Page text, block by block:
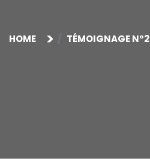
HOME TÉMOIGNAGE N°2